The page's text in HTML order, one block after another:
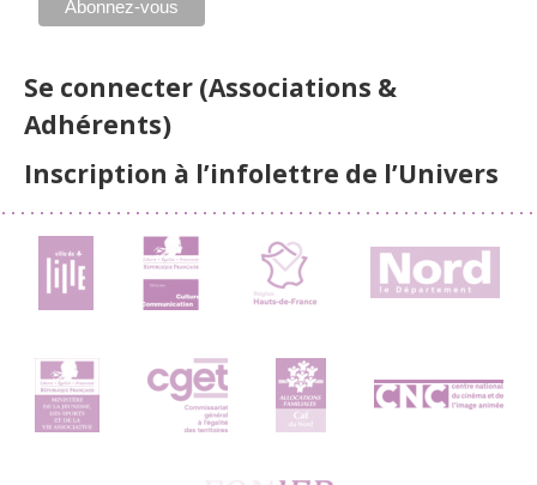
Se connecter (Associations &
Adhérents)
Inscription à l’infolettre de l’Univers